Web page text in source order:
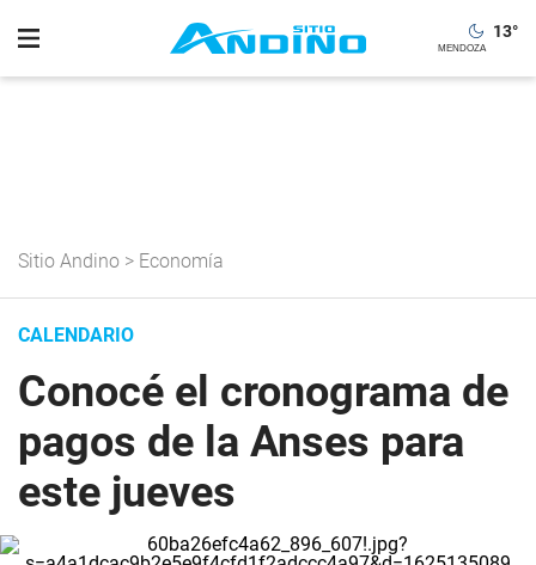
13°
Sitio Andino > Economía
CALENDARIO
Conocé el cronograma de
pagos de la Anses para
este jueves